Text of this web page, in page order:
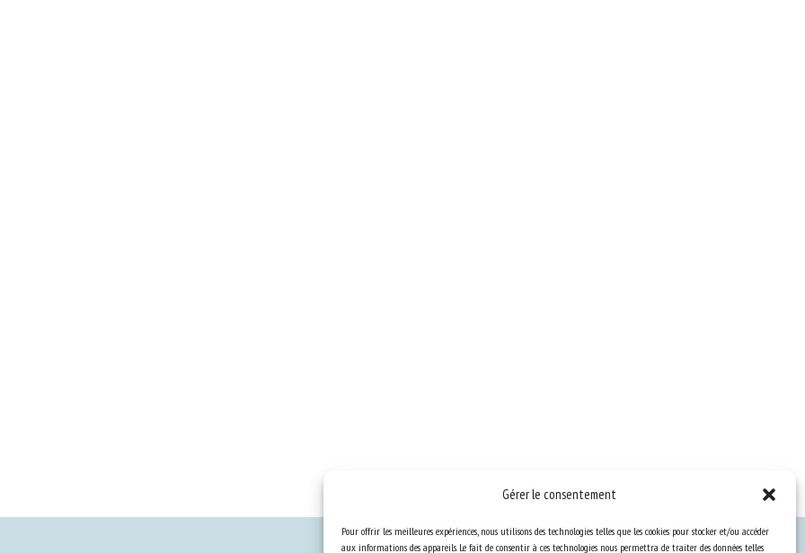
Gérer le consentement
Pour offrir les meilleures expériences, nous utilisons des technologies telles que les cookies pour stocker et/ou accéder
aux informations des appareils. Le fait de consentir à ces technologies nous permettra de traiter des données telles